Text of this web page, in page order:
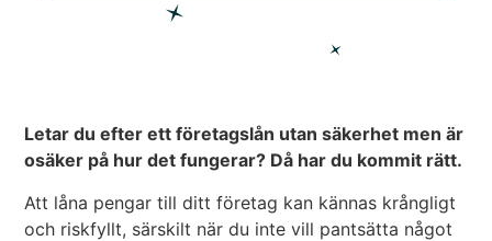
Letar du efter ett företagslån utan säkerhet men är
osäker på hur det fungerar? Då har du kommit rätt.
Att låna pengar till ditt företag kan kännas krångligt
och riskfyllt, särskilt när du inte vill pantsätta något